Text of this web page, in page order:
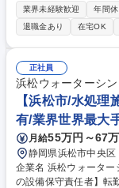
材料技術の再構築に取
めています。 【■具体的には】◎工法と材料特性の関連付けと理論確立◎
材料解析手法の確立◎
化）◎材料技術の体系
CD改善につなげるた
ク楽器 募集職種 【浜松・磐田/生産技術】楽器・音響機器製造に係る材料
系の生産技術者
業界未経験歓迎 年間
退職金あり
在宅OK
正社員
浜松ウォーターシ
【浜松市/水処理
有/業界世界最大
月給55万円～67
静岡県浜松市中央区
企業名 浜松ウォーターシンフォニー
の設備保守責任者】転勤無/退